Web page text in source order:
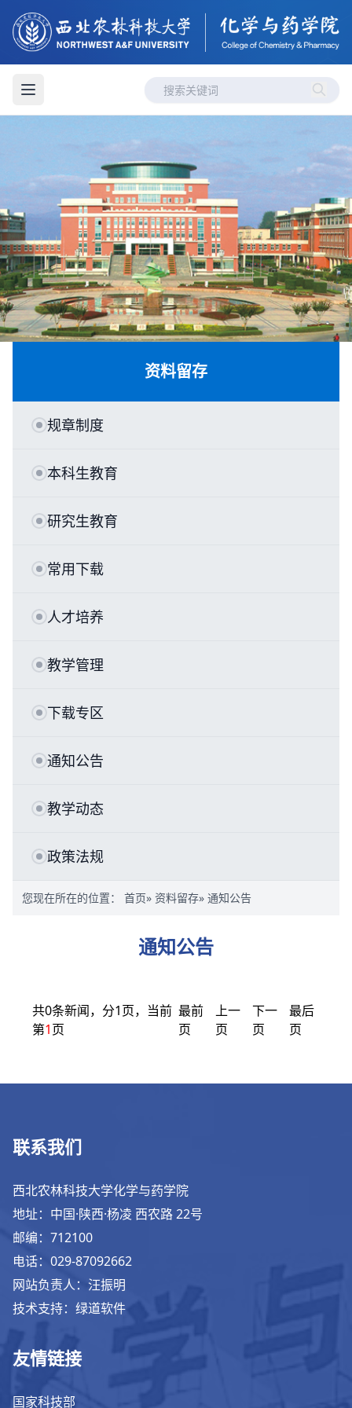
资料留存
规章制度
本科生教育
研究生教育
常用下载
人才培养
教学管理
下载专区
通知公告
教学动态
政策法规
您现在所在的位置： 首页» 资料留存» 通知公告
通知公告
共0条新闻，分1页，当前
第1页
最前
页
上一
页
下一
页
最后
页
联系我们
西北农林科技大学化学与药学院
地址：中国·陕西·杨凌 西农路 22号
邮编：712100
电话：029-87092662
网站负责人：汪振明
技术支持：绿道软件
友情链接
国家科技部